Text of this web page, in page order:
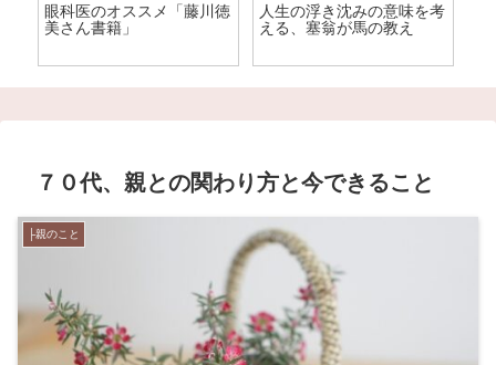
眼科医のオススメ「藤川徳
美さん書籍」
人生の浮き沈みの意味を考
える、塞翁が馬の教え
７０代、親との関わり方と今できること
├親のこと